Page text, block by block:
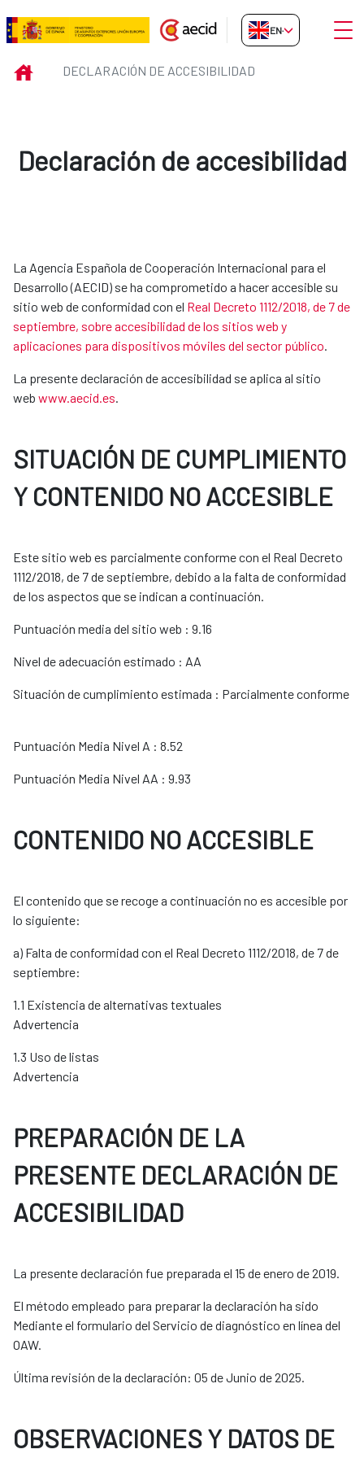
Skip to Main Content
Declaración de accesibilidad
EN-GB
INICIODECLARACIÓN DE ACCESIBILIDAD
Declaración de accesibilidad
La Agencia Española de Cooperación Internacional para el
Desarrollo (AECID) se ha comprometido a hacer accesible su
sitio web de conformidad con el Real Decreto 1112/2018, de 7 de
septiembre, sobre accesibilidad de los sitios web y
aplicaciones para dispositivos móviles del sector público.
La presente declaración de accesibilidad se aplica al sitio
web www.aecid.es.
SITUACIÓN DE CUMPLIMIENTO
Y CONTENIDO NO ACCESIBLE
Este sitio web es parcialmente conforme con el Real Decreto
1112/2018, de 7 de septiembre, debido a la falta de conformidad
de los aspectos que se indican a continuación.
Puntuación media del sitio web : 9.16
Nivel de adecuación estimado : AA
Situación de cumplimiento estimada : Parcialmente conforme
Puntuación Media Nivel A : 8.52
Puntuación Media Nivel AA : 9.93
CONTENIDO NO ACCESIBLE
El contenido que se recoge a continuación no es accesible por
lo siguiente:
a) Falta de conformidad con el Real Decreto 1112/2018, de 7 de
septiembre:
1.1 Existencia de alternativas textuales
Advertencia
1.3 Uso de listas
Advertencia
PREPARACIÓN DE LA
PRESENTE DECLARACIÓN DE
ACCESIBILIDAD
La presente declaración fue preparada el 15 de enero de 2019.
El método empleado para preparar la declaración ha sido
Mediante el formulario del Servicio de diagnóstico en línea del
OAW.
Última revisión de la declaración: 05 de Junio de 2025.
OBSERVACIONES Y DATOS DE